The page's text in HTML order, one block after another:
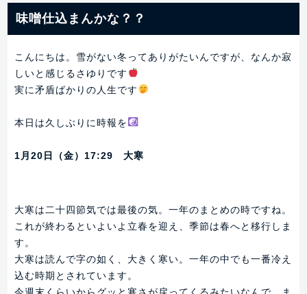
味噌仕込まんかな？？
こんにちは。雪がない冬ってありがたいんですが、なんか寂
しいと感じるさゆりです
実に矛盾ばかりの人生です
本日は久しぶりに時報を
1月20日（金）17:29 大寒
大寒は二十四節気では最後の気。一年のまとめの時ですね。
これが終わるといよいよ立春を迎え、季節は春へと移行しま
す。
大寒は読んで字の如く、大きく寒い。一年の中でも一番冷え
込む時期とされています。